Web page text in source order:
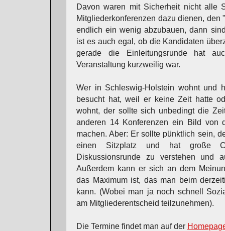
Davon waren mit Sicherheit nicht alle
Mitgliederkonferenzen dazu dienen, den
endlich ein wenig abzubauen, dann
ist es auch egal, ob die Kandidaten
gerade die Einleitungsrunde hat
Veranstaltung kurzweilig war.
Wer in Schleswig-Holstein wohnt und
besucht hat, weil er keine Zeit hatte
wohnt, der sollte sich unbedingt die
anderen 14 Konferenzen ein Bild von
machen. Aber: Er sollte pünktlich sein,
einen Sitzplatz und hat große
Diskussionsrunde zu verstehen und
Außerdem kann er sich an dem
das Maximum ist, das man beim
kann. (Wobei man ja noch schnell
am Mitgliederentscheid teilzunehmen).
Die Termine findet man auf der